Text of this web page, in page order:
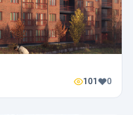
101 0